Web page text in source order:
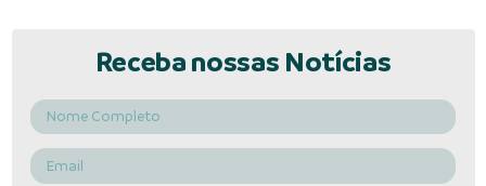
Receba nossas Notícias